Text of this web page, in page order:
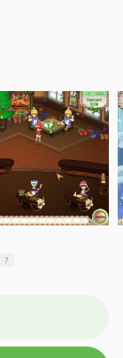
?